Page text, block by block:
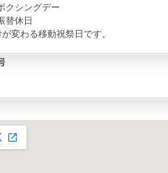
シングデー
休日
変わる移動祝祭日です。